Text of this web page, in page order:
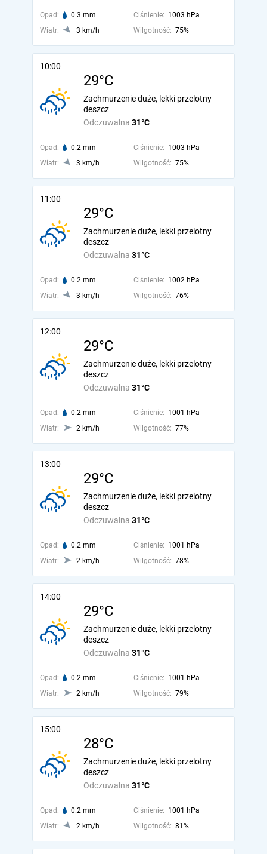
Opad: 0.3 mm Ciśnienie: 1003 hPa
Wiatr:
3 km/h Wilgotność: 75%
10:00
29°C
Odczuwalna 31°C
Zachmurzenie duże, lekki przelotny
deszcz
Opad: 0.2 mm Ciśnienie: 1003 hPa
Wiatr:
3 km/h Wilgotność: 75%
11:00
29°C
Odczuwalna 31°C
Zachmurzenie duże, lekki przelotny
deszcz
Opad: 0.2 mm Ciśnienie: 1002 hPa
Wiatr:
3 km/h Wilgotność: 76%
12:00
29°C
Odczuwalna 31°C
Zachmurzenie duże, lekki przelotny
deszcz
Opad: 0.2 mm Ciśnienie: 1001 hPa
Wiatr:
2 km/h Wilgotność: 77%
13:00
29°C
Odczuwalna 31°C
Zachmurzenie duże, lekki przelotny
deszcz
Opad: 0.2 mm Ciśnienie: 1001 hPa
Wiatr:
2 km/h Wilgotność: 78%
14:00
29°C
Odczuwalna 31°C
Zachmurzenie duże, lekki przelotny
deszcz
Opad: 0.2 mm Ciśnienie: 1001 hPa
Wiatr:
2 km/h Wilgotność: 79%
15:00
28°C
Odczuwalna 31°C
Zachmurzenie duże, lekki przelotny
deszcz
Opad: 0.2 mm Ciśnienie: 1001 hPa
Wiatr:
2 km/h Wilgotność: 81%